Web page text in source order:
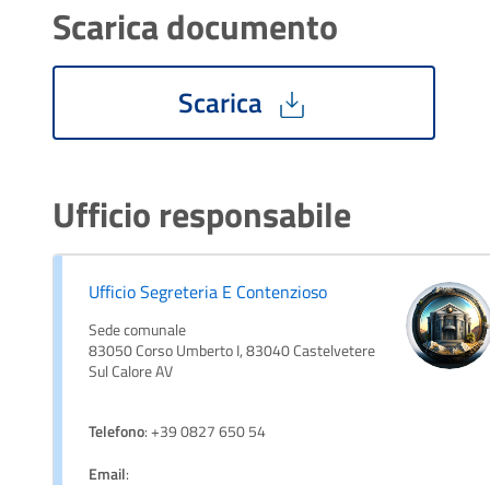
Scarica documento
Scarica
Ufficio responsabile
Ufficio Segreteria E Contenzioso
Sede comunale
83050 Corso Umberto I, 83040 Castelvetere
Sul Calore AV
Telefono: +39 0827 650 54
Email: